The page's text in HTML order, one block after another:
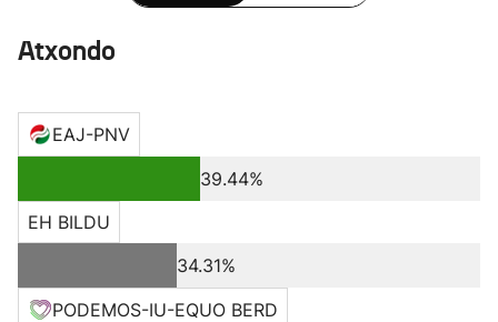
Atxondo
EAJ-PNV
39.44%
EH BILDU
34.31%
PODEMOS-IU-EQUO BERD